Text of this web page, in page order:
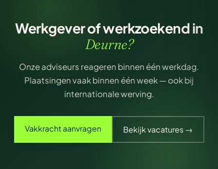
Werkgever of werkzoekend in
Deurne?
Onze adviseurs reageren binnen één werkdag.
Plaatsingen vaak binnen één week — ook bij
internationale werving.
Vakkracht aanvragen Bekijk vacatures →